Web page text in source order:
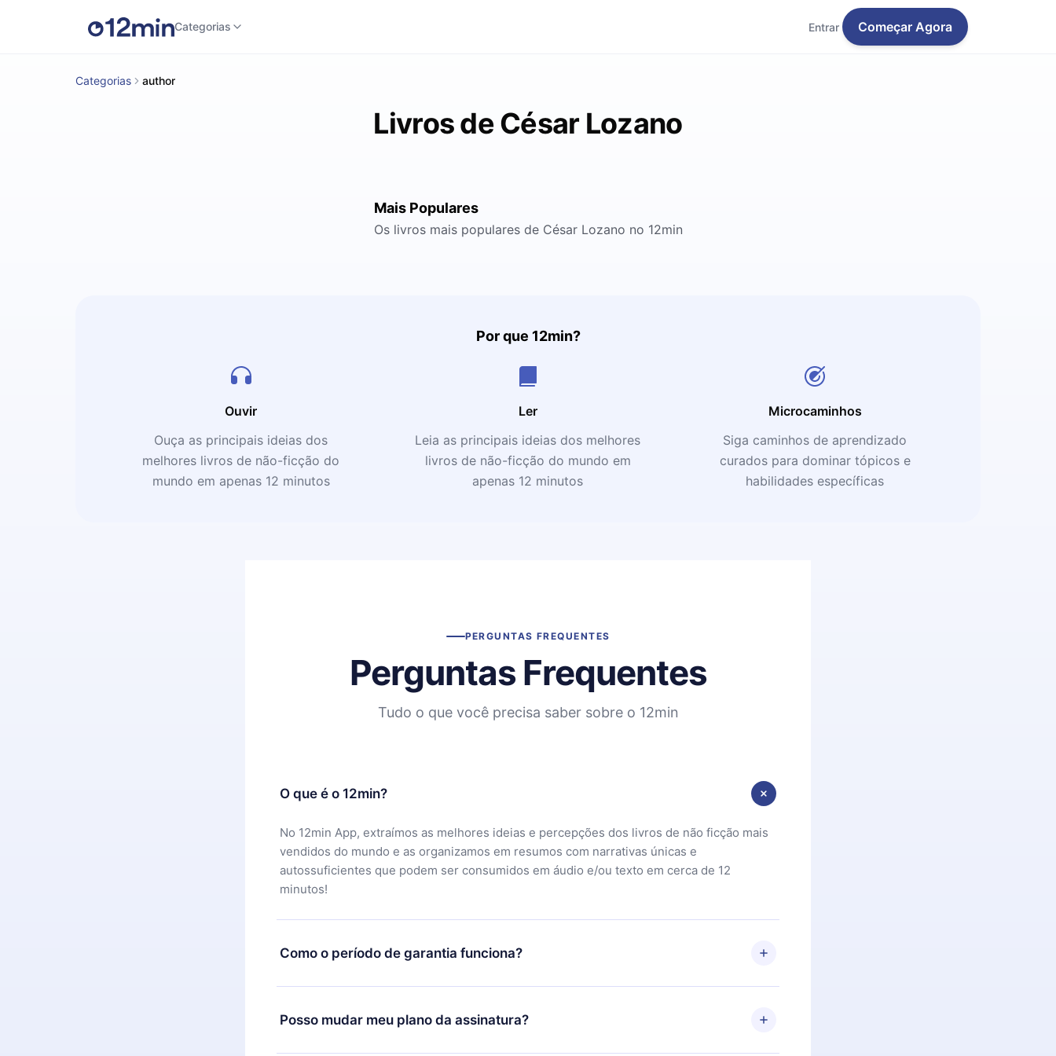
Categorias Entrar Começar Agora
Categorias author
Livros de César Lozano
Mais Populares
Os livros mais populares de César Lozano no 12min
Por que 12min?
Ouvir
Ouça as principais ideias dos
melhores livros de não-ficção do
mundo em apenas 12 minutos
Ler
Leia as principais ideias dos melhores
livros de não-ficção do mundo em
apenas 12 minutos
Microcaminhos
Siga caminhos de aprendizado
curados para dominar tópicos e
habilidades específicas
PERGUNTAS FREQUENTES
Perguntas Frequentes
Tudo o que você precisa saber sobre o 12min
O que é o 12min?
No 12min App, extraímos as melhores ideias e percepções dos livros de não ficção mais
vendidos do mundo e as organizamos em resumos com narrativas únicas e
autossuficientes que podem ser consumidos em áudio e/ou texto em cerca de 12
minutos!
Como o período de garantia funciona?
Você pode baixar nosso aplicativo e começar a aproveitar nossa biblioteca. Se por algum
motivo não ficar satisfeito com nossa plataforma, basta entrar em contato com nossa
equipe de suporte (contato@12min.com) em até 7 dias após a compra e solicitar o
Posso mudar meu plano da assinatura?